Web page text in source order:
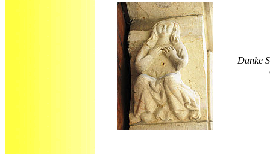
Danke